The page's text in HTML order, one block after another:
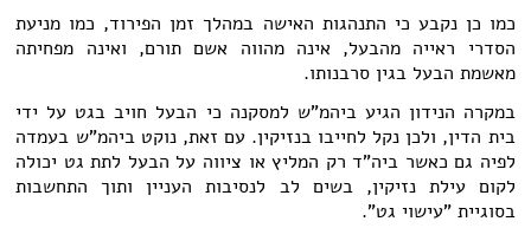
כמו כן נקבע כי התנהגות האישה במהלך זמן הפירוד, כמו מניעת
הסדרי ראייה מהבעל, אינה מהווה אשם תורם, ואינה מפחיתה
מאשמת הבעל בגין סרבנותו.
במקרה הנידון הגיע ביהמ"ש למסקנה כי הבעל חויב בגט על ידי
בית הדין, ולכן נקל לחייבו בנזיקין. עם זאת, נוקט ביהמ"ש בעמדה
לפיה גם כאשר ביה"ד רק המליץ או ציווה על הבעל לתת גט יכולה
לקום עילת נזיקין, בשים לב לנסיבות העניין ותוך התחשבות
בסוגיית "עישוי גט".